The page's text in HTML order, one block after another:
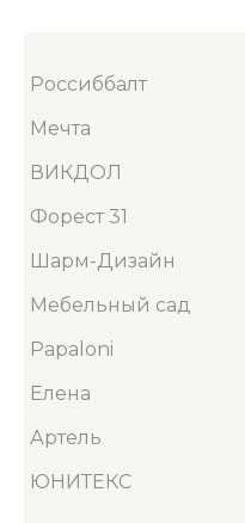
Россиббалт
Мечта
ВИКДОЛ
Форест 31
Шарм-Дизайн
Мебельный сад
Papaloni
Елена
Артель
ЮНИТЕКС